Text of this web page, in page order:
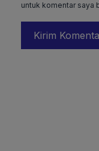
untuk komentar saya